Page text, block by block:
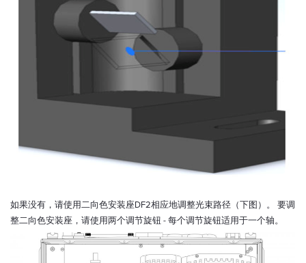
如果没有，请使用二向色安装座DF2相应地调整光束路径（下图）。 要调
整二向色安装座，请使用两个调节旋钮 - 每个调节旋钮适用于一个轴。